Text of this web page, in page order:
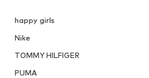
happy girls
Nike
TOMMY HILFIGER
PUMA